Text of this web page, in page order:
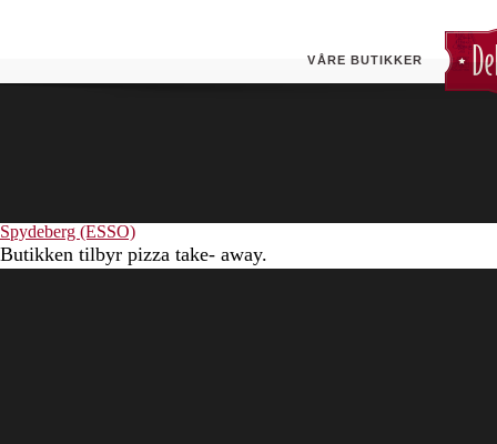
VÅRE BUTIKKER
Spydeberg (ESSO)
Butikken tilbyr pizza take- away.